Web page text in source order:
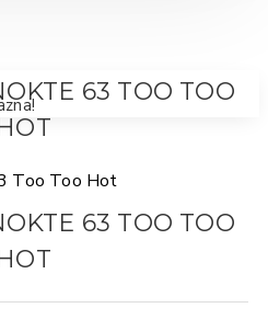
63 TOO TOO
63 TOO TOO